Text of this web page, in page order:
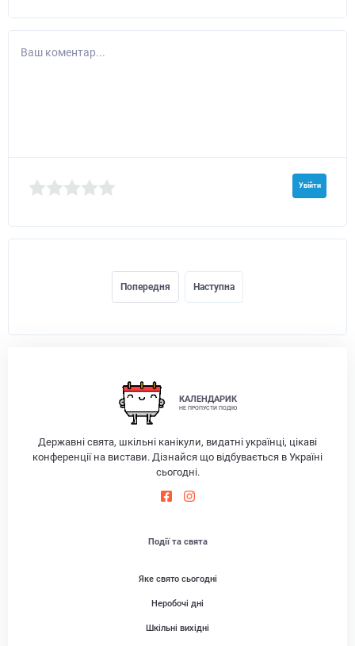
Ваш коментар...
Увійти
Попередня Наступна
КАЛЕНДАРИК
НЕ ПРОПУСТИ ПОДІЮ
Державні свята, шкільні канікули, видатні українці, цікаві
конференції на вистави. Дізнайся що відбувається в Україні
сьогодні.
Події та свята
Яке свято сьогодні
Неробочі дні
Шкільні вихідні